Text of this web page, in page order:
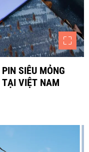
SIÊU MỎNG
VIỆT NAM